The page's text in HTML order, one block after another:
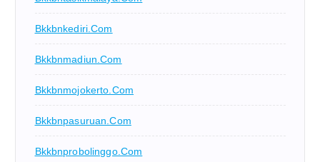
Bkkbnkediri.com
Bkkbnmadiun.com
Bkkbnmojokerto.com
Bkkbnpasuruan.com
Bkkbnprobolinggo.com